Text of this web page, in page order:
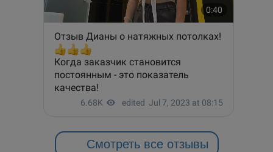
Смотреть все отзывы